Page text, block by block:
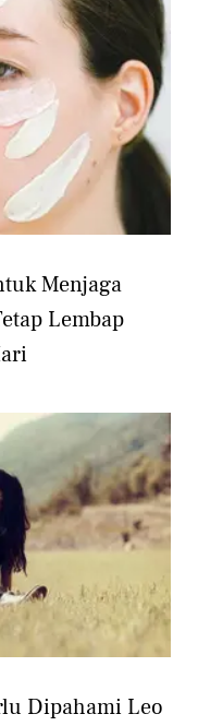
Menjaga
Lembap
Dipahami Leo